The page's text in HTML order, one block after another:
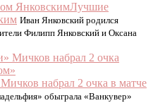
Лучшие
Иван Янковский родился
Филипп Янковский и Оксана
набрал 2 очка в матче
обыграла «Ванкувер»